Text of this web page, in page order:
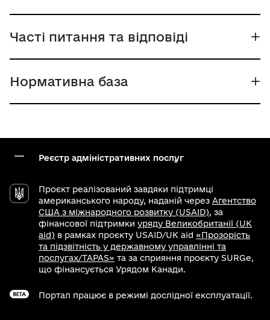
Часті питання та відповіді
Нормативна база
Реєстр адміністративних послуг
Проєкт реалізований завдяки підтримці
американського народу, наданій через Агентство
США з міжнародного розвитку (USAID), за
фінансової підтримки уряду Великобританії (UK
aid) в рамках проєкту USAID/UK aid «Прозорість
та підзвітність у державному управлінні та
послугах/TAPAS» та за сприяння проєкту SURGe,
що фінансується Урядом Канади.
Портал працює в режимі дослідної експлуатації.